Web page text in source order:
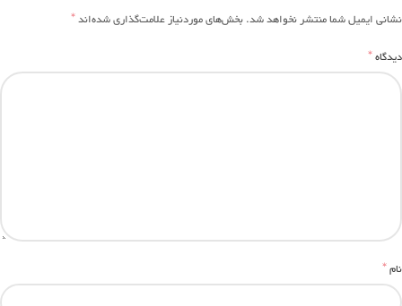
نشانی ایمیل شما منتشر نخواهد شد.بخش‌های موردنیاز علامت‌گذاری شده‌اند*
دیدگاه*
نام*